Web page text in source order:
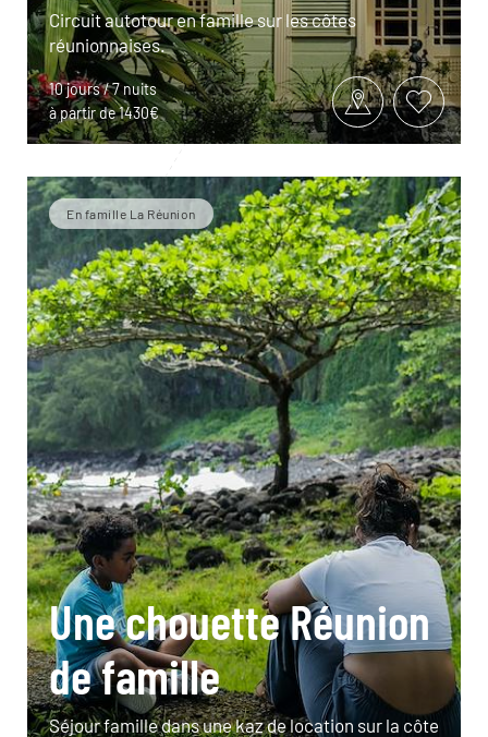
Circuit autotour en famille sur les côtes
réunionnaises.
10 jours / 7 nuits
à partir de 1430€
En famille La Réunion
Une chouette Réunion
de famille
Séjour famille dans une kaz de location sur la côte